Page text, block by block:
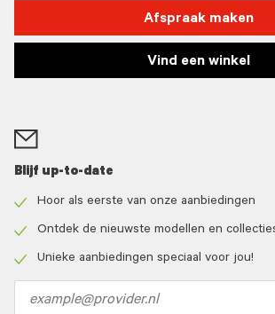
Afspraak maken
Vind een winkel
Blijf up-to-date
icon
Hoor als eerste van onze aanbiedingen
icon
Ontdek de nieuwste modellen en
Unieke aanbiedingen speciaal voor jou!
address